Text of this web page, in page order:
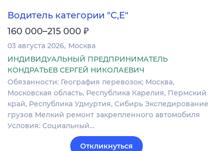
Водитель категории "С,Е"
160 000–215 000 ₽
03 августа 2026 Москва
ИНДИВИДУАЛЬНЫЙ ПРЕДПРИНИМАТЕЛЬ
КОНДРАТЬЕВ СЕРГЕЙ НИКОЛАЕВИЧ
Обязанности: География перевозок; Москва,
Московская область, Республика Карелия, Пермский
край, Республика Удмуртия, Сибирь Экспедирование
грузов Мелкий ремонт закрепленного автомобиля
Условия: Социальный…
Откликнуться